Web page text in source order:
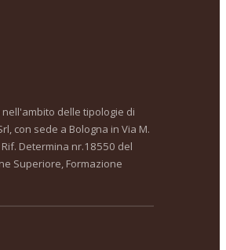
nell'ambito delle tipologie di
con sede a Bologna in Via M.
Determina nr.18550 del
Superiore, Formazione